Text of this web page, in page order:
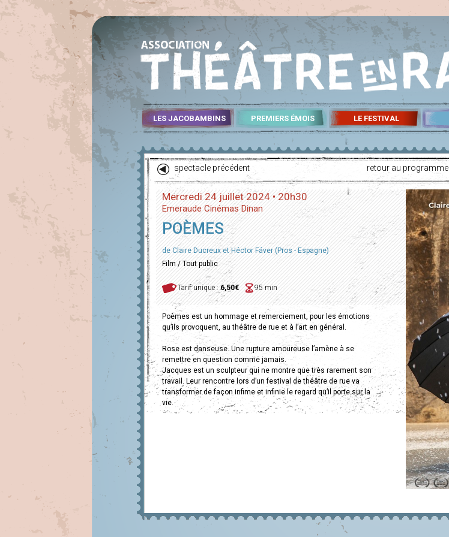
LES JACOBAMBINS PREMIERS ÉMOIS LE FESTIVAL
spectacle précédent retour au programme
Mercredi 24 juillet 2024 • 20h30
Emeraude Cinémas Dinan
POÈMES
de Claire Ducreux et Héctor Fáver (Pros - Espagne)
Film / Tout public
Tarif unique :6,50€ 95 min
Poèmes est un hommage et remerciement, pour les émotions
qu’ils provoquent, au théâtre de rue et à l’art en général.
Rose est danseuse. Une rupture amoureuse l’amène à se
remettre en question comme jamais.
Jacques est un sculpteur qui ne montre que très rarement son
travail. Leur rencontre lors d’un festival de théâtre de rue va
transformer de façon infime et infinie le regard qu’il porte sur la
vie.